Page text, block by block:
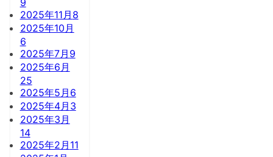
2025年11月 8
2025年10月
6
2025年7月 9
2025年6月
25
2025年5月 6
2025年4月 3
2025年3月
14
2025年2月 11